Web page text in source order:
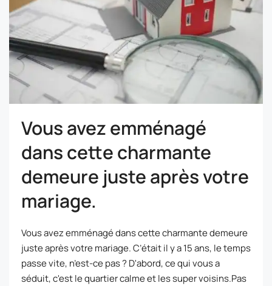
Vous avez emménagé
dans cette charmante
demeure juste après votre
mariage.
Vous avez emménagé dans cette charmante demeure
juste après votre mariage. C’était il y a 15 ans, le temps
passe vite, n’est-ce pas ? D'abord, ce qui vous a
séduit, c'est le quartier calme et les super voisins.Pas